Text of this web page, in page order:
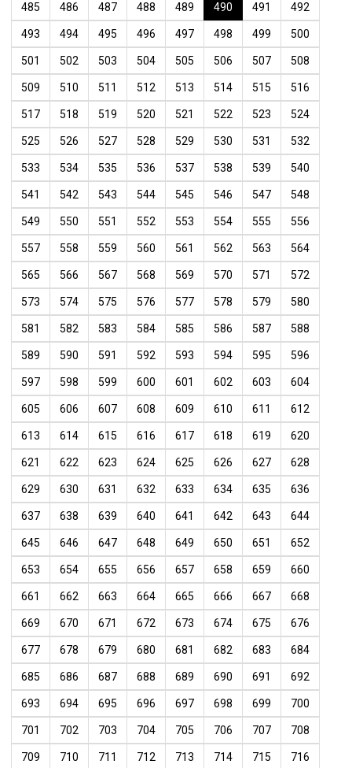
485 486 487 488 489 490 491 492
493 494 495 496 497 498 499 500
501 502 503 504 505 506 507 508
509 510 511 512 513 514 515 516
517 518 519 520 521 522 523 524
525 526 527 528 529 530 531 532
533 534 535 536 537 538 539 540
541 542 543 544 545 546 547 548
549 550 551 552 553 554 555 556
557 558 559 560 561 562 563 564
565 566 567 568 569 570 571 572
573 574 575 576 577 578 579 580
581 582 583 584 585 586 587 588
589 590 591 592 593 594 595 596
597 598 599 600 601 602 603 604
605 606 607 608 609 610 611 612
613 614 615 616 617 618 619 620
621 622 623 624 625 626 627 628
629 630 631 632 633 634 635 636
637 638 639 640 641 642 643 644
645 646 647 648 649 650 651 652
653 654 655 656 657 658 659 660
661 662 663 664 665 666 667 668
669 670 671 672 673 674 675 676
677 678 679 680 681 682 683 684
685 686 687 688 689 690 691 692
693 694 695 696 697 698 699 700
701 702 703 704 705 706 707 708
709 710 711 712 713 714 715 716